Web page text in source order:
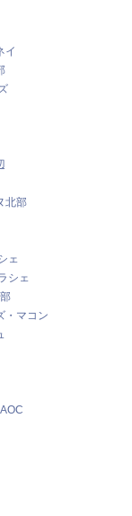
イ
北部
ェ
シェ
・マコン